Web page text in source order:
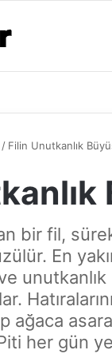
/ Filin Unutkanlık
bir fil,
En
ağaca
her gün